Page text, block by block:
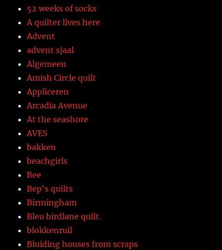
52 weeks of socks
A quilter lives here
Advent
advent sjaal
Algemeen
Amish Circle quilt
Appliceren
Arcadia Avenue
At the seashore
AVES
bakken
beachgirls
Bee
Bep's quilts
Birmingham
Bleu birdlane quilt.
blokkenruil
Bluiding houses from scraps